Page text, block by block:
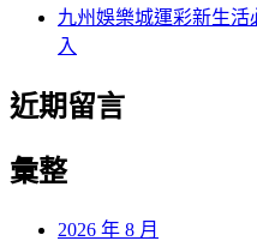
九州娛樂城運彩新生活
入
近期留言
彙整
2026 年 8 月